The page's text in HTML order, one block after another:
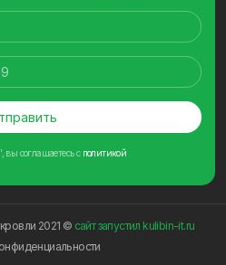
соглашаетесь с политикой
2021 © сайт запустил kulibin-it.ru